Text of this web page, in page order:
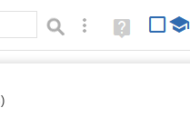
Búsqueda avanzada
Ayuda
(en